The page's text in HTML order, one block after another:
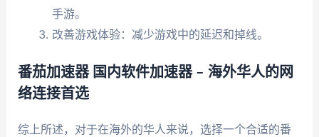
手游。
改善游戏体验：减少游戏中的延迟和掉线。
番茄加速器 国内软件加速器 – 海外华人的网
络连接首选
综上所述，对于在海外的华人来说，选择一个合适的番